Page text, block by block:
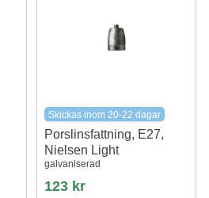
Skickas inom 20-22 dagar
Porslinsfattning, E27,
Nielsen Light
galvaniserad
123 kr